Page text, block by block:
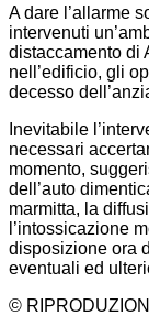
A dare l’allarme
intervenuti
distaccamento di
nell’edificio, gli
decesso
Inevitabile
necessari
momento,
dell’auto
marmitta, la
l’intossicazione
disposizione ora
eventuali ed
©